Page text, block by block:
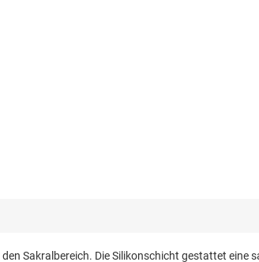
Sakralbereich. Die Silikonschicht gestattet eine